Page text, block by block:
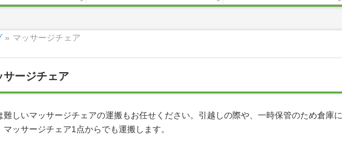
» マッサージチェア
サージチェア
難しいマッサージチェアの運搬もお任せください。引越しの際や、一時保管のため倉庫に
ッサージチェア1点からでも運搬します。